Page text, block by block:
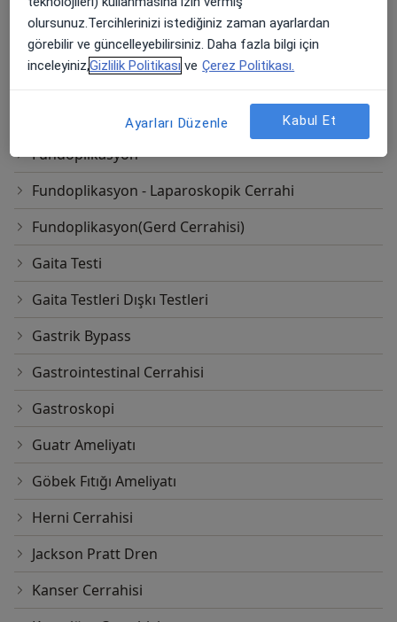
Endoskopi
Endoskopik Cerrahi
Frozen İnceleme
Fundoplikasyon
Fundoplikasyon - Laparoskopik Cerrahi
Fundoplikasyon(Gerd Cerrahisi)
Gaita Testi
Gaita Testleri Dışkı Testleri
Gastrik Bypass
Gastrointestinal Cerrahisi
Gastroskopi
Guatr Ameliyatı
Göbek Fıtığı Ameliyatı
Herni Cerrahisi
Jackson Pratt Dren
Kanser Cerrahisi
olursunuz.Tercihlerinizi istediğiniz zaman ayarlardan
görebilir ve güncelleyebilirsiniz. Daha fazla bilgi için
inceleyiniz,Gizlilik Politikası ve Çerez Politikası.
Ayarları Düzenle Kabul Et